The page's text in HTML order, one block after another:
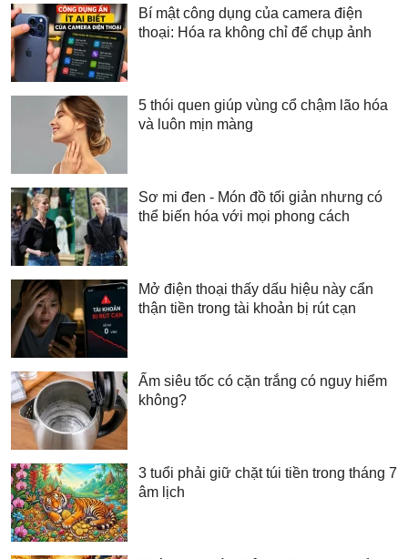
Bí mật công dụng của camera điện
thoại: Hóa ra không chỉ để chụp ảnh
5 thói quen giúp vùng cổ chậm lão hóa
và luôn mịn màng
Sơ mi đen - Món đồ tối giản nhưng có
thể biến hóa với mọi phong cách
Mở điện thoại thấy dấu hiệu này cẩn
thận tiền trong tài khoản bị rút cạn
Ấm siêu tốc có cặn trắng có nguy hiểm
không?
3 tuổi phải giữ chặt túi tiền trong tháng 7
âm lịch